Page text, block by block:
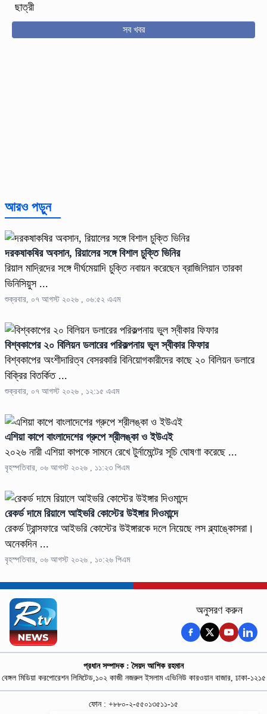
ছাত্রী
সব খবর
আরও পড়ুন
দরকষাকষির অবসান, রিয়ালের সঙ্গে বিশাল চুক্তি ভিনির
রিয়াল মাদ্রিদের সঙ্গে দীর্ঘমেয়াদি চুক্তি নবায়ন করেছেন ব্রাজিলিয়ান তারকা
ভিনিসিয়ুস ...
শুক্রবার, ০৭ আগস্ট ২০২৬ , ০৬:৫২ এএম
বিশ্বকাপের ২০ বিলিয়ন ডলারের পরিকল্পনায় ভুল স্বীকার ফিফার
বিশ্বকাপের অংশীদারিত্ব বেসরকারি বিনিয়োগকারীদের কাছে ২০ বিলিয়ন ডলারে
বিক্রির বিতর্কিত ...
শুক্রবার, ০৭ আগস্ট ২০২৬ , ১২:১৫ এএম
এশিয়া কাপে বাংলাদেশের গ্রুপে শ্রীলঙ্কা ও ইউএই
২০২৬ নারী এশিয়া কাপকে সামনে রেখে টুর্নামেন্টের সূচি ঘোষণা করেছে ...
বৃহস্পতিবার, ০৬ আগস্ট ২০২৬ , ১১:২৩ পিএম
রেকর্ড দামে রিয়ালে আইভরি কোস্টের উইঙ্গার দিওমান্দে
রেকর্ড ট্রান্সফারে আইভরি কোস্টের উইঙ্গারকে দলে নিয়েছে লস ব্ল্যাঙ্কোসরা।
অনেকদিন ...
বৃহস্পতিবার, ০৬ আগস্ট ২০২৬ , ১০:২৬ পিএম
অনুসরণ করুন
প্রধান সম্পাদক : সৈয়দ আশিক রহমান
বেঙ্গল মিডিয়া করপোরেশন লিমিটেড,১০২ কাজী নজরুল ইসলাম এভিনিউ কারওয়ান বাজার, ঢাকা-১২১৫
ফোন : +৮৮০-২-৫৫০১৩৫১১-১৫